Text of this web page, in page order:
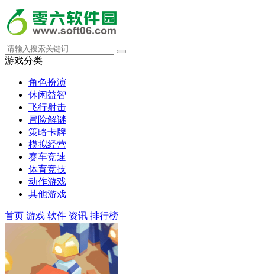
游戏分类
角色扮演
休闲益智
飞行射击
冒险解谜
策略卡牌
模拟经营
赛车竞速
体育竞技
动作游戏
其他游戏
首页 游戏 软件 资讯 排行榜